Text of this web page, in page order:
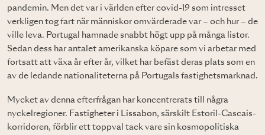
pandemin. Men det var i världen efter covid-19 som intresset
verkligen tog fart när människor omvärderade var – och hur – de
ville leva. Portugal hamnade snabbt högt upp på många listor.
Sedan dess har antalet amerikanska köpare som vi arbetar med
fortsatt att växa år efter år, vilket har befäst deras plats som en
av de ledande nationaliteterna på Portugals fastighetsmarknad.
Mycket av denna efterfrågan har koncentrerats till några
nyckelregioner. Fastigheter i Lissabon, särskilt Estoril-Cascais-
korridoren, förblir ett toppval tack vare sin kosmopolitiska